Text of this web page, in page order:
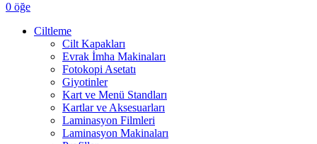
0 öğe
Ciltleme
Cilt Kapakları
Evrak İmha Makinaları
Fotokopi Asetatı
Giyotinler
Kart ve Menü Standları
Kartlar ve Aksesuarları
Laminasyon Filmleri
Laminasyon Makinaları